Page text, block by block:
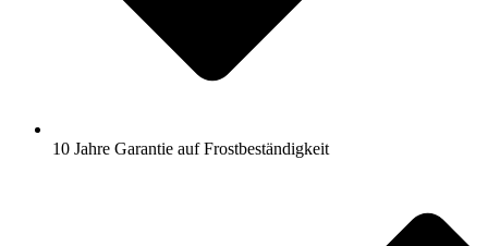
10 Jahre Garantie auf Frostbeständigkeit